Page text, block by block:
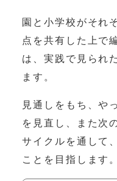
園と小学校がそれ
点を共有した上で
は、実践で見られ
ます。
見通しをもち、や
を見直し、また次
サイクルを通して
ことを目指します。